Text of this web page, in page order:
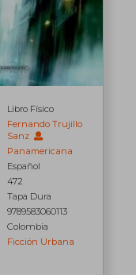
Libro Físico
Fernando Trujillo
Sanz
Panamericana
Español
472
Tapa Dura
9789583060113
Colombia
Ficción Urbana